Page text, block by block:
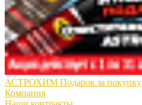
АСТРОХИМ Подарок за покупку
Компания